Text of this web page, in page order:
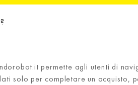
permette agli utenti di
solo per completare un acquisto,